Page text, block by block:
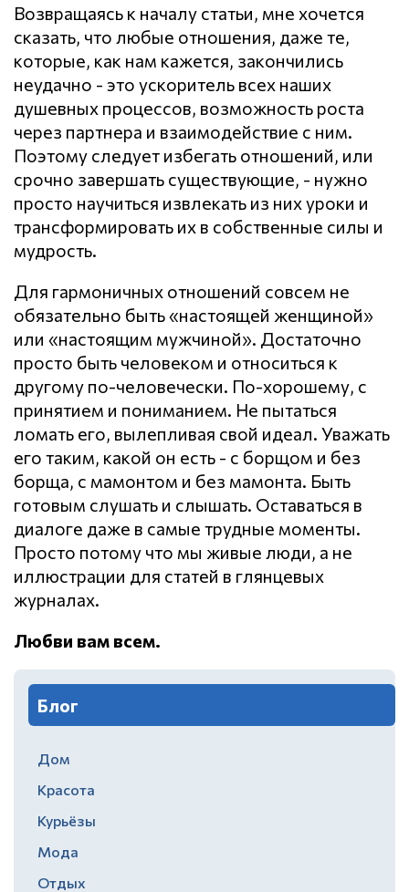
Возвращаясь к началу статьи, мне хочется
сказать, что любые отношения, даже те,
которые, как нам кажется, закончились
неудачно - это ускоритель всех наших
душевных процессов, возможность роста
через партнера и взаимодействие с ним.
Поэтому следует избегать отношений, или
срочно завершать существующие, - нужно
просто научиться извлекать из них уроки и
трансформировать их в собственные силы и
мудрость.
Для гармоничных отношений совсем не
обязательно быть «настоящей женщиной»
или «настоящим мужчиной». Достаточно
просто быть человеком и относиться к
другому по-человечески. По-хорошему, с
принятием и пониманием. Не пытаться
ломать его, вылепливая свой идеал. Уважать
его таким, какой он есть - с борщом и без
борща, с мамонтом и без мамонта. Быть
готовым слушать и слышать. Оставаться в
диалоге даже в самые трудные моменты.
Просто потому что мы живые люди, а не
иллюстрации для статей в глянцевых
журналах.
Любви вам всем.
Блог
Дом
Красота
Курьёзы
Мода
Отдых